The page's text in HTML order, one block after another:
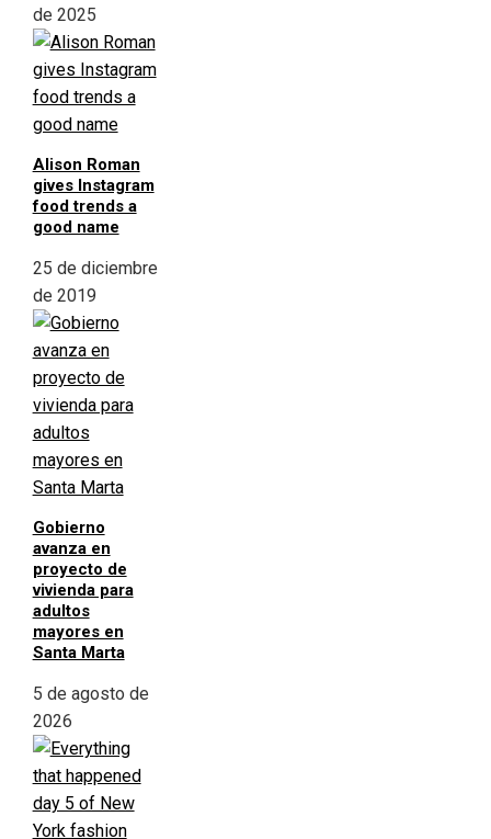
de 2025
Alison Roman
gives Instagram
food trends a
good name
25 de diciembre
de 2019
Gobierno
avanza en
proyecto de
vivienda para
adultos
mayores en
Santa Marta
5 de agosto de
2026